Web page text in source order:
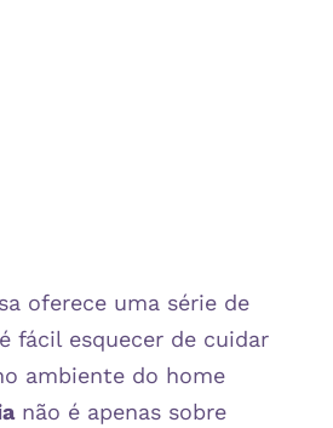
oferece uma série de
fácil esquecer de cuidar
ambiente do home
não é apenas sobre